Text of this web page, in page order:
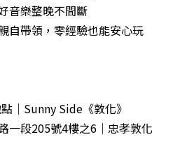
音樂整晚不間斷
自帶領，零經驗也能安心玩
｜Sunny Side《敦化》
一段205號4樓之6｜忠孝敦化